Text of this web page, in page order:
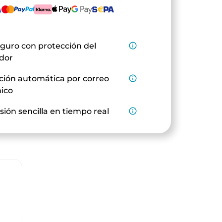
con protección del
info_outline
automática por correo
info_outline
sencilla en tiempo real info_outline